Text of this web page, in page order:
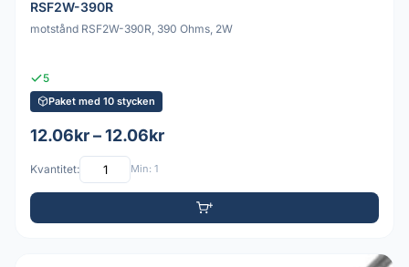
RSF2W-390R
motstånd RSF2W-390R, 390 Ohms, 2W
5
Paket med 10 stycken
12.06kr – 12.06kr
Kvantitet: Min: 1